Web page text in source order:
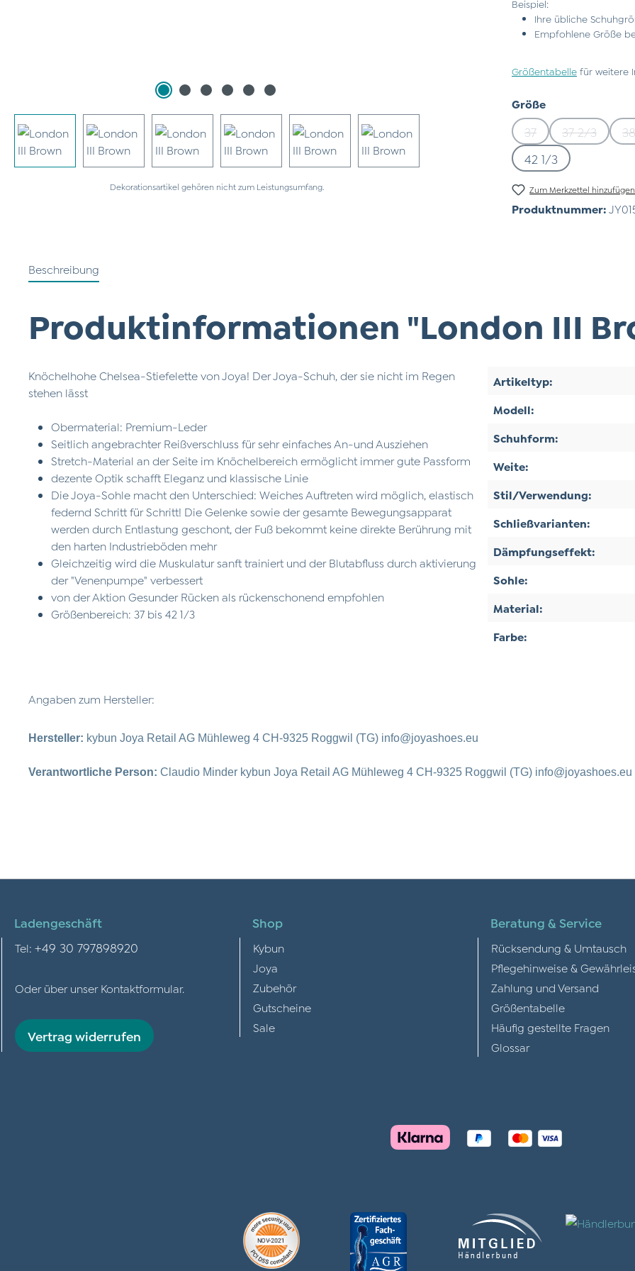
Dekorationsartikel gehören nicht zum Leistungsumfang.
Beispiel:
Ihre übliche
Empfohlene Größe
Größentabelle für weitere
Größeauswählen
37(Diese Option ist
37 2/3
(Diese
42 1/3
Zum Merkzettel hinzufügen
Produktnummer:
Beschreibung
Produktinformationen "London III
Knöchelhohe Chelsea-Stiefelette von Joya! Der Joya-Schuh, der sie nicht im Regen
stehen lässt
Obermaterial: Premium-Leder
Seitlich angebrachter Reißverschluss für sehr einfaches An-und Ausziehen
Stretch-Material an der Seite im Knöchelbereich ermöglicht immer gute Passform
dezente Optik schafft Eleganz und klassische Linie
Die Joya-Sohle macht den Unterschied: Weiches Auftreten wird möglich, elastisch
federnd Schritt für Schritt! Die Gelenke sowie der gesamte Bewegungsapparat
werden durch Entlastung geschont, der Fuß bekommt keine direkte Berührung mit
den harten Industrieböden mehr
Gleichzeitig wird die Muskulatur sanft trainiert und der Blutabfluss durch aktivierung
der "Venenpumpe" verbessert
von der Aktion Gesunder Rücken als rückenschonend empfohlen
Größenbereich: 37 bis 42 1/3
Artikeltyp:
Modell:
Schuhform:
Weite:
Stil/Verwendung:
Schließvarianten:
Dämpfungseffekt:
Sohle:
Material:
Farbe:
Angaben zum Hersteller:
Hersteller: kybun Joya Retail AG Mühleweg 4 CH-9325 Roggwil (TG) info@joyashoes.eu
Verantwortliche Person: Claudio Minder kybun Joya Retail AG Mühleweg 4 CH-9325 Roggwil (TG) info@joyashoes.eu
Ladengeschäft
Tel: +49 30 797898920
Oder über unser Kontaktformular.
Vertrag widerrufen
Shop
Kybun
Joya
Zubehör
Gutscheine
Sale
Beratung & Service
Rücksendung & Umtausch
Pflegehinweise &
Zahlung und Versand
Größentabelle
Häufig gestellte Fragen
Glossar